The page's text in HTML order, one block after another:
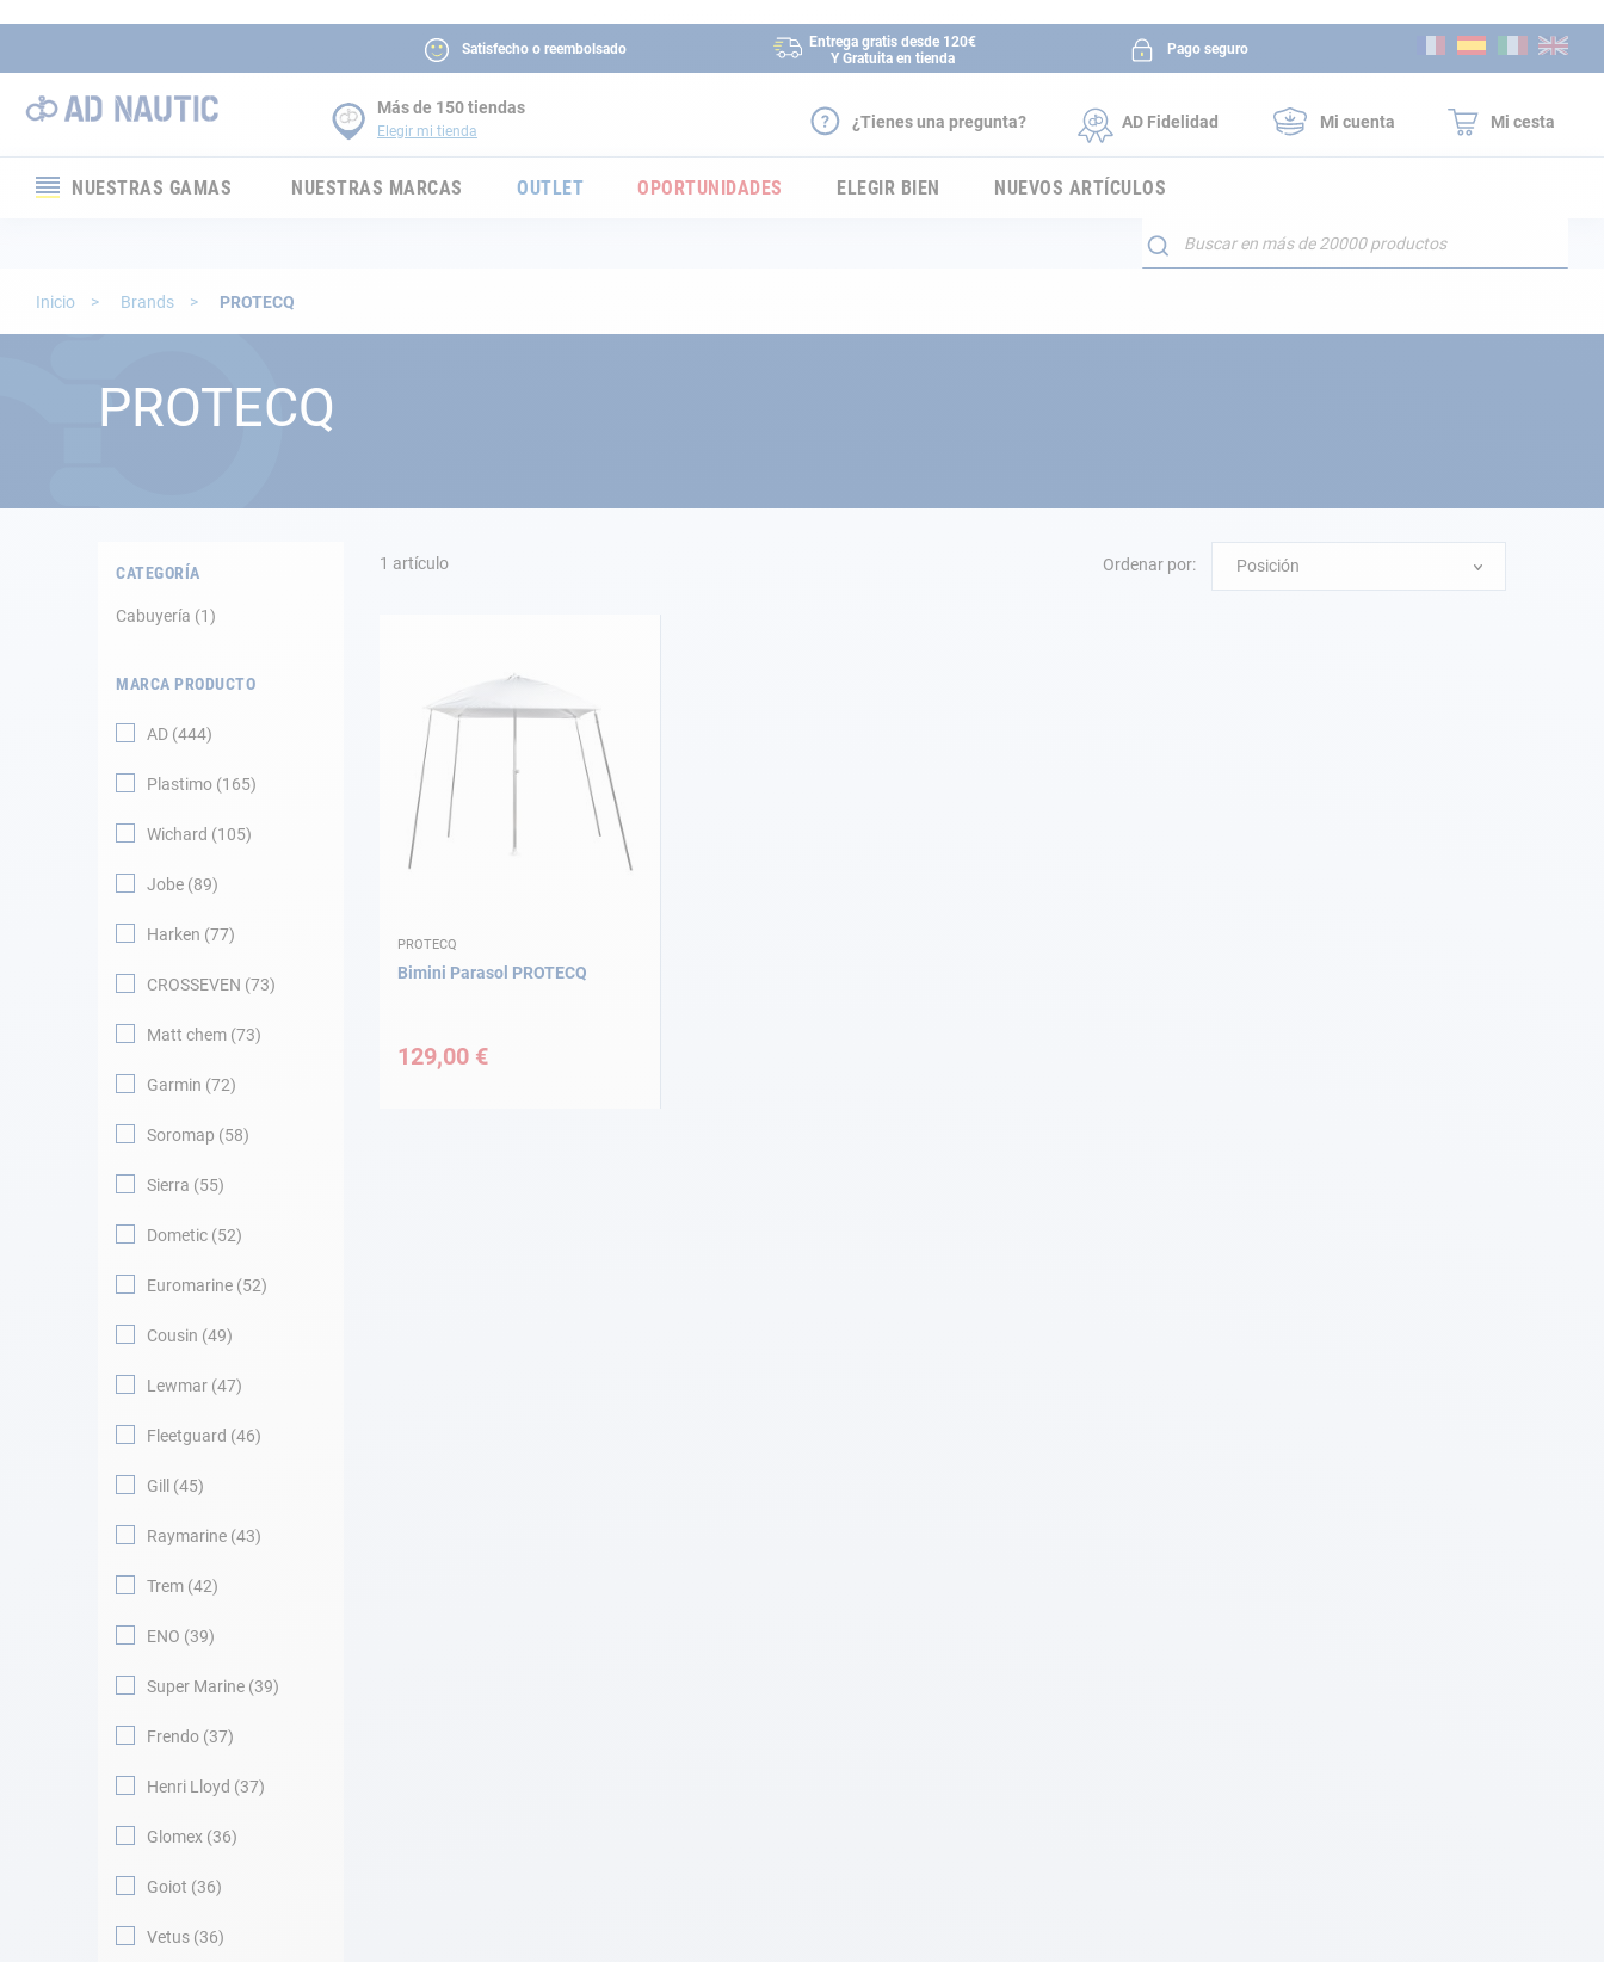
Satisfecho o reembolsado
Entrega gratis desde 120€
Y Gratuita en tienda
Pago seguro
Más de 150 tiendas
Elegir mi tienda ¿Tienes una pregunta? AD Fidelidad Mi cuenta Mi cesta
NUESTRAS GAMAS
Electricidad
Seguridad
NUESTRAS MARCAS OUTLET OPORTUNIDADES ELEGIR BIEN NUEVOS ARTÍCULOS
Buscar
Inicio Brands PROTECQ
PROTECQ
1 artículo Ordenar por: Posición
PROTECQ
Bimini Parasol PROTECQ
129,00 €
CATEGORÍA
Cabuyería 1
MARCA PRODUCTO
AD 444
Plastimo 165
Wichard 105
Jobe 89
Harken 77
CROSSEVEN 73
Matt chem 73
Garmin 72
Soromap 58
Sierra 55
Dometic 52
Euromarine 52
Cousin 49
Lewmar 47
Fleetguard 46
Gill 45
Raymarine 43
Trem 42
ENO 39
Super Marine 39
Frendo 37
Henri Lloyd 37
Glomex 36
Goiot 36
Vetus 36